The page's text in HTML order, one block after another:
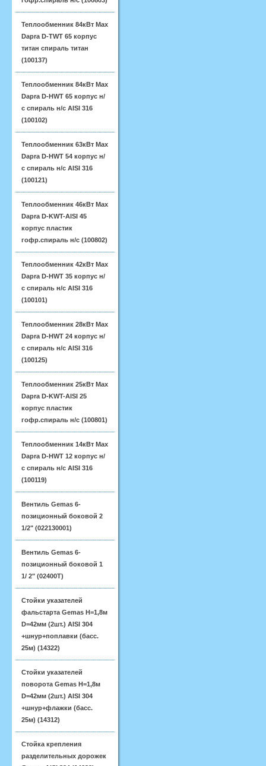
Теплообменник 84кВт Max
Dapra D-TWT 65 корпус
титан спираль титан
(100137)
Теплообменник 84кВт Max
Dapra D-HWT 65 корпус н/
с спираль н/с AISI 316
(100102)
Теплообменник 63кВт Max
Dapra D-HWT 54 корпус н/
с спираль н/с AISI 316
(100121)
Теплообменник 46кВт Max
Dapra D-KWT-AISI 45
корпус пластик
гофр.спираль н/с (100802)
Теплообменник 42кВт Max
Dapra D-HWT 35 корпус н/
с спираль н/с AISI 316
(100101)
Теплообменник 28кВт Max
Dapra D-HWT 24 корпус н/
с спираль н/с AISI 316
(100125)
Теплообменник 25кВт Max
Dapra D-KWT-AISI 25
корпус пластик
гофр.спираль н/с (100801)
Теплообменник 14кВт Max
Dapra D-HWT 12 корпус н/
с спираль н/с AISI 316
(100119)
Вентиль Gemas 6-
позиционный боковой 2
1/2" (022130001)
Вентиль Gemas 6-
позиционный боковой 1
1/ 2" (02400T)
Стойки указателей
фальстарта Gemas H=1,8м
D=42мм (2шт.) AISI 304
+шнур+поплавки (басс.
25м) (14322)
Стойки указателей
поворота Gemas H=1,8м
D=42мм (2шт.) AISI 304
+шнур+флажки (басс.
25м) (14312)
Стойка крепления
разделительных дорожек